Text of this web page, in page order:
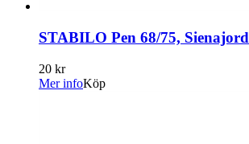
STABILO Pen 68/75, Sienajord
20 kr
Mer infoKöp